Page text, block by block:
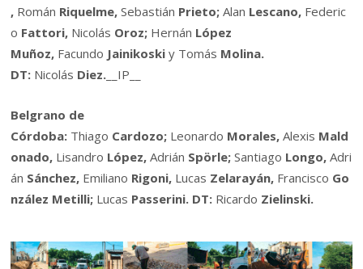
, Román Riquelme,Sebastián Prieto;Alan Lescano, Federic
o Fattori, Nicolás Oroz; Hernán López
Muñoz, Facundo Jainikoskiy Tomás Molina.
DT: Nicolás Diez. __IP__
Belgrano de
Córdoba: Thiago Cardozo; Leonardo Morales,Alexis Mald
onado, Lisandro López,Adrián Spörle;Santiago Longo,Adri
án Sánchez, Emiliano Rigoni, Lucas Zelarayán, Francisco Go
nzález Metilli; Lucas Passerini. DT: Ricardo Zielinski.